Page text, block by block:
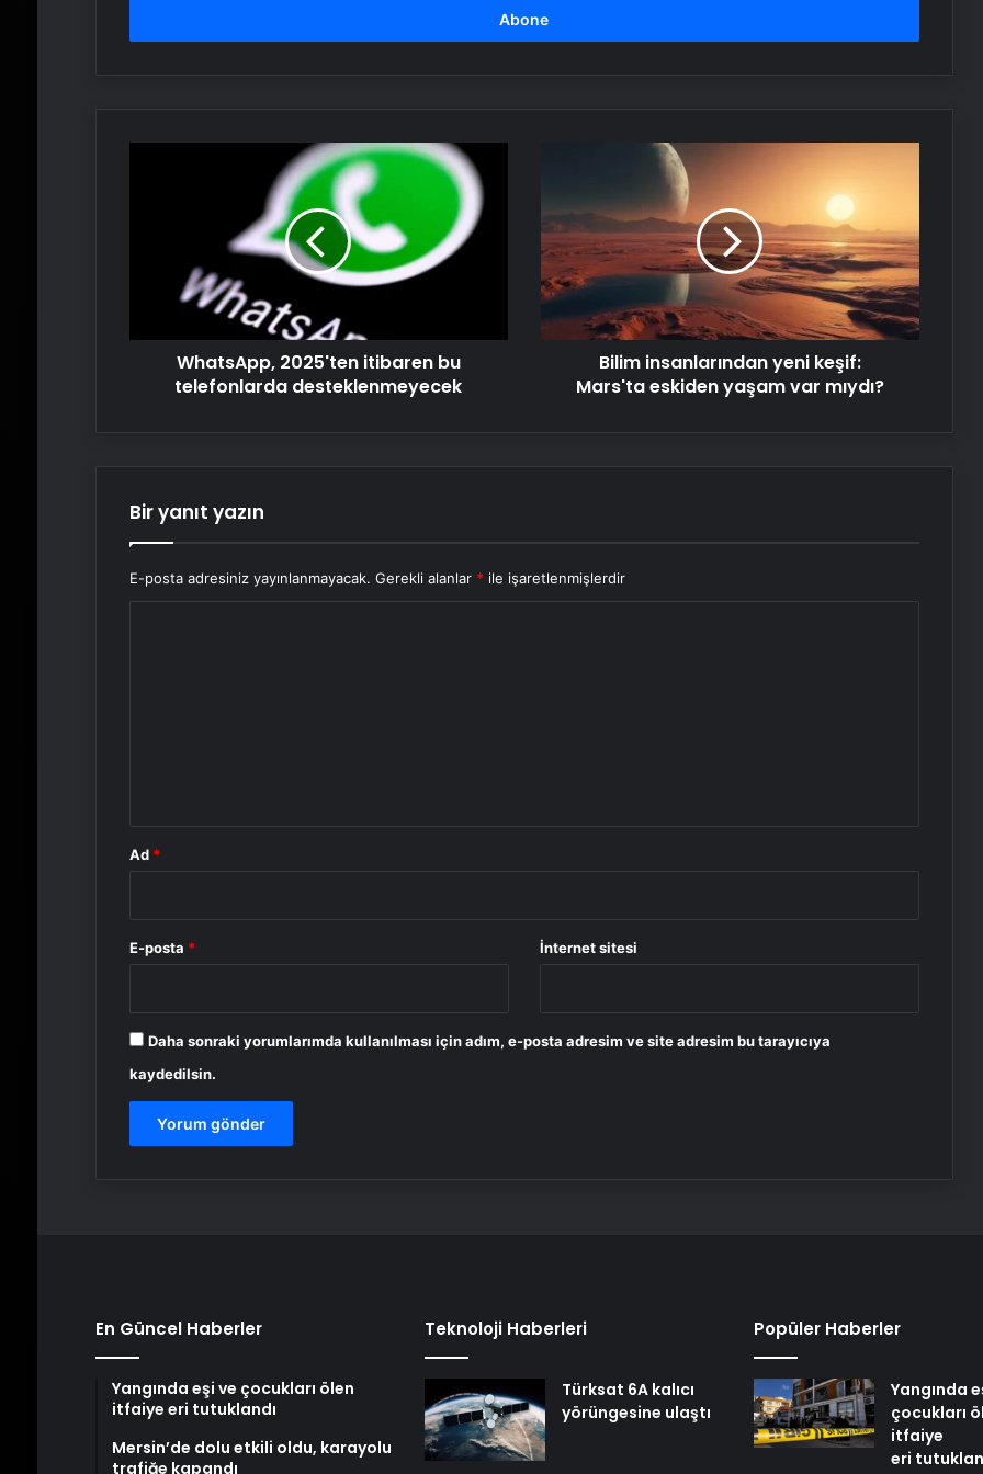
desteklenmeyecek
WhatsApp, 2025'ten itibaren bu
telefonlarda desteklenmeyecek
keşif:
Mars'ta
eskiden
yaşam
mıydı?
Bilim insanlarından yeni keşif:
Mars'ta eskiden yaşam var mıydı?
Bir yanıt yazın
E-posta adresiniz yayınlanmayacak. Gerekli alanlar * ile işaretlenmişlerdir
Ad *
E-posta * İnternet sitesi
Daha sonraki yorumlarımda kullanılması için adım, e-posta adresim ve site adresim bu tarayıcıya
kaydedilsin.
En Güncel Haberler
Yangında eşi ve çocukları ölen
itfaiye eri tutuklandı
Mersin’de dolu etkili oldu, karayolu
trafiğe kapandı
Teknoloji Haberleri
Türksat 6A kalıcı
yörüngesine ulaştı
Popüler Haberler
Yangında
çocukları
itfaiye
eri